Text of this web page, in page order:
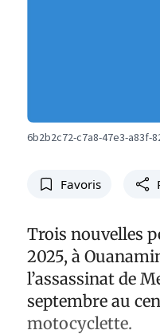
6b2b2c72-c7a8-47e3-a83f-
Favoris
Trois nouvelles
2025, à
l’assassinat de
septembre au
motocyclette.